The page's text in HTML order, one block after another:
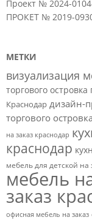
Проект № 2024-
ПРОКЕТ № 2019-
МЕТКИ
визуализация
торгового островка
Краснодар дизайн-
торгового островка
на заказ краснодар
краснодар
мебель для детской на
мебель
заказ
офисная мебель на заказ